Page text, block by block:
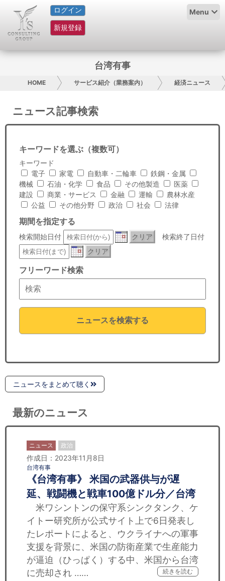
ログイン
新規登録
Menu
HOME
サービス紹介
グループ概要
採用情報
日本人にPR
コンサルティング
リサーチ
セミナー
経済ニュース
労務顧問
ＩＴ
台湾有事
HOME サービス紹介（業務案内） 経済ニュース
ニュース記事検索
キーワードを選ぶ（複数可）
キーワード
電子
家電 自動車・二輪車
鉄鋼・金属
機械
石油・化学 食品 その他製造
医薬
建設
商業・サービス 金融 運輸
農林水産
公益
その他分野 政治 社会 法律
期間を指定する
検索開始日付 クリア
検索終了日付
クリア
フリーワード検索
ニュースを検索する
ニュースをまとめて聴く
最新のニュース
ニュース 政治
作成日：2023年11月8日
台湾有事
《台湾有事》 米国の武器供与が遅
延、戦闘機と戦車100億ドル分／台湾
米ワシントンの保守系シンクタンク、ケ
イトー研究所が公式サイト上で6日発表し
たレポートによると、ウクライナへの軍事
支援を背景に、米国の防衛産業で生産能力
が逼迫（ひっぱく）する中、米国から台湾
に売却され ……
続きを読む